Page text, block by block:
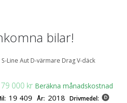
ALL OUR CARS/
bilar!
Line Aut D-värmare Drag V-däck
000 kr Beräkna månadskostnad
19 409 År: 2018 Drivmedel: